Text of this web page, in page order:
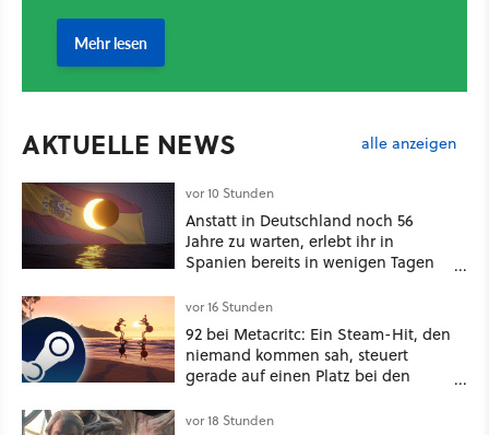
AKTUELLE NEWS alle anzeigen
vor 10 Stunden
Anstatt in Deutschland noch 56
Jahre zu warten, erlebt ihr in
Spanien bereits in wenigen Tagen
vor 16 Stunden
92 bei Metacritc: Ein Steam-Hit, den
niemand kommen sah, steuert
gerade auf einen Platz bei den
vor 18 Stunden